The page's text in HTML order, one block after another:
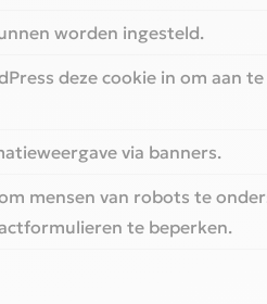
worden ingesteld.
deze cookie in om aan
via banners.
mensen van robots te
te beperken.